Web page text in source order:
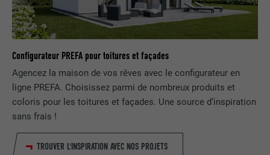
Configurateur PREFA pour toitures et façades
Agencez la maison de vos rêves avec le configurateur en
ligne PREFA. Choisissez parmi de nombreux produits et
coloris pour les toitures et façades. Une source d’inspiration
sans frais !
TROUVER L'INSPIRATION AVEC NOS PROJETS
EXPIRATION 1 jour
UTILITÉ
Enregistre un identifiant unique utilisé
pour générer des données statistiques
sur la manière dont l'utilisateur utilise le
site Internet.
NOM
FOURNISSEUR Google Optimize
NOM lang
FOURNISSEUR ads.linkedin.com
EXPIRATION
UTILITÉ
Enregistre la langue choisie par